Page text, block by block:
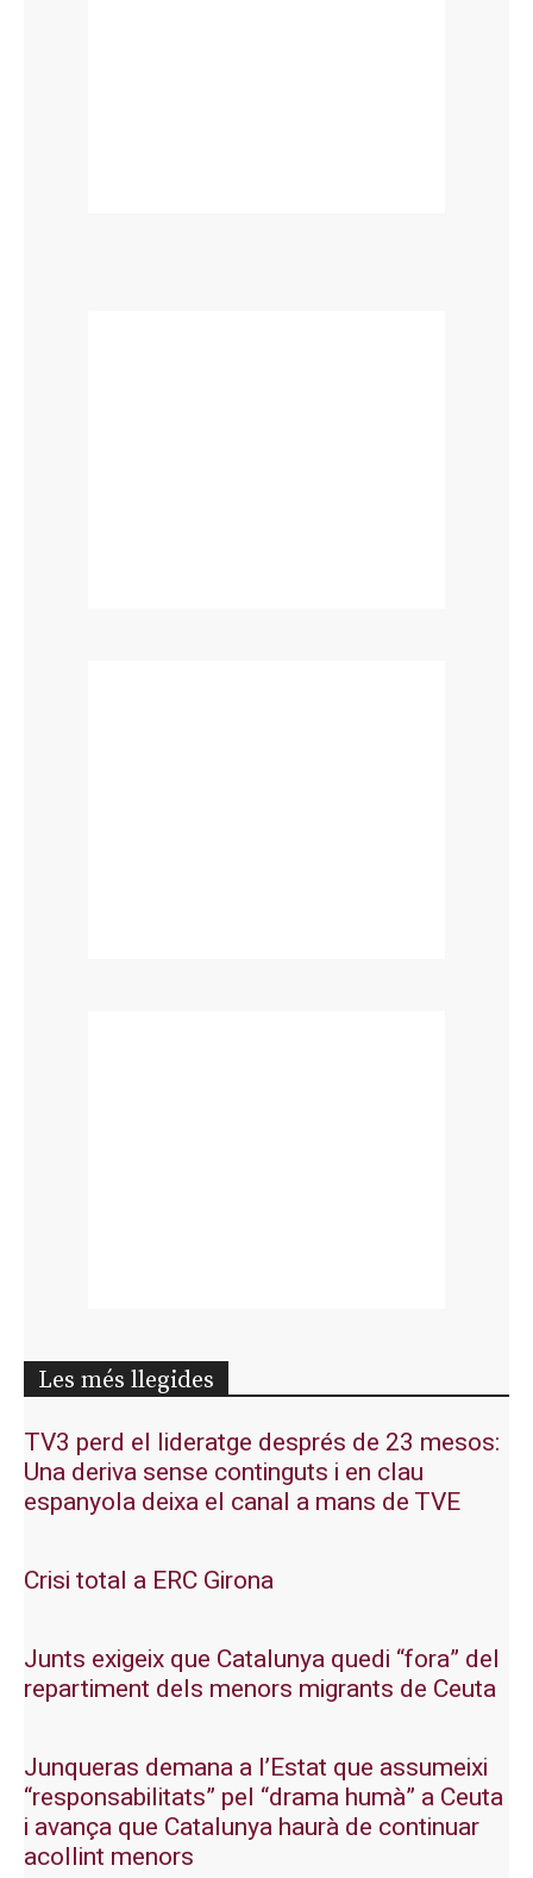
Les més llegides
TV3 perd el lideratge després de 23 mesos:
Una deriva sense continguts i en clau
espanyola deixa el canal a mans de TVE
Crisi total a ERC Girona
Junts exigeix que Catalunya quedi “fora” del
repartiment dels menors migrants de Ceuta
Junqueras demana a l’Estat que assumeixi
“responsabilitats” pel “drama humà” a Ceuta
i avança que Catalunya haurà de continuar
acollint menors